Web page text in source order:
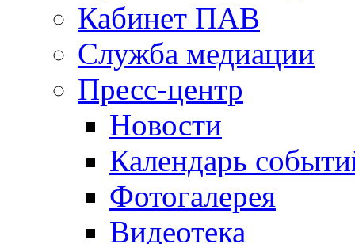
Кабинет ПАВ
Служба медиации
Пресс-центр
Новости
Календарь
Фотогалерея
Видеотека